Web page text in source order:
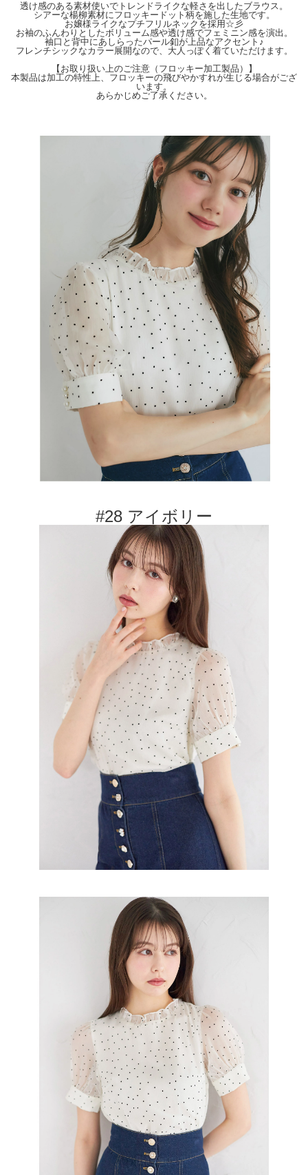
天候によりモデル画像と物撮り画像のカラーに違いある場合、物撮り画像の方が実
際のカラーに近い状態で撮影されておりますので、そちらを参考にしてくださいま
せ。
透け感のある素材使いでトレンドライクな軽さを出したブラウス。
シアーな楊柳素材にフロッキードット柄を施した生地です。
お嬢様ライクなプチフリルネックを採用☆彡
お袖のふんわりとしたボリューム感や透け感でフェミニン感を演出。
袖口と背中にあしらったパール釦が上品なアクセント♪
フレンチシックなカラー展開なので、大人っぽく着ていただけます。
【お取り扱い上のご注意（フロッキー加工製品）】
本製品は加工の特性上、フロッキーの飛びやかすれが生じる場合がござ
います。
あらかじめご了承ください。
#28 アイボリー